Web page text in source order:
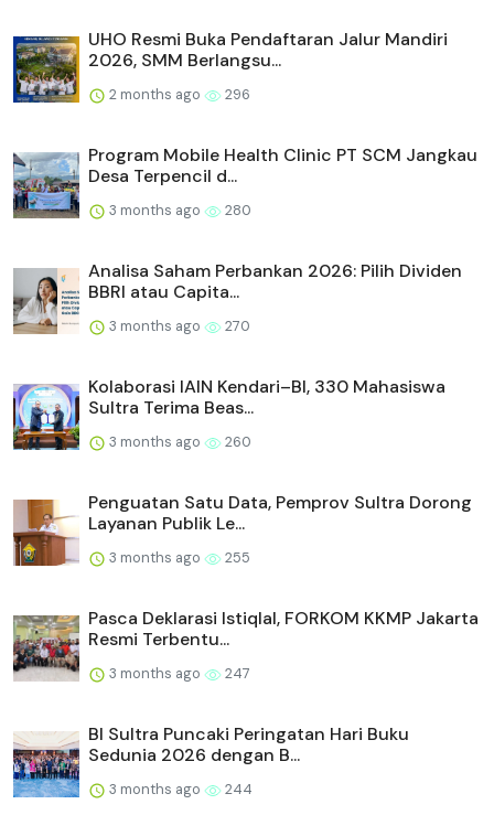
UHO Resmi Buka Pendaftaran Jalur Mandiri
2026, SMM Berlangsu...
2 months ago 296
Program Mobile Health Clinic PT SCM Jangkau
Desa Terpencil d...
3 months ago 280
Analisa Saham Perbankan 2026: Pilih Dividen
BBRI atau Capita...
3 months ago 270
Kolaborasi IAIN Kendari–BI, 330 Mahasiswa
Sultra Terima Beas...
3 months ago 260
Penguatan Satu Data, Pemprov Sultra Dorong
Layanan Publik Le...
3 months ago 255
Pasca Deklarasi Istiqlal, FORKOM KKMP Jakarta
Resmi Terbentu...
3 months ago 247
BI Sultra Puncaki Peringatan Hari Buku
Sedunia 2026 dengan B...
3 months ago 244